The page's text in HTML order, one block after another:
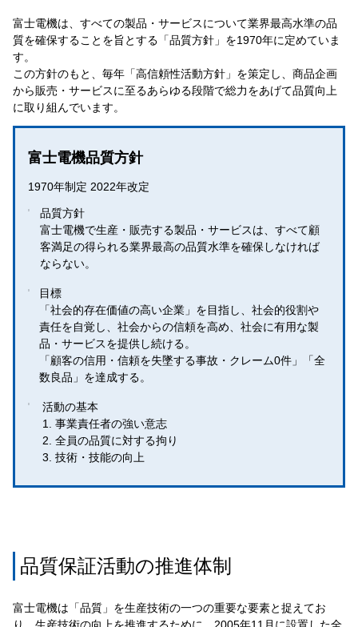
富士電機は、すべての製品・サービスについて業界最高水準の品
質を確保することを旨とする「品質方針」を1970年に定めていま
す。
この方針のもと、毎年「高信頼性活動方針」を策定し、商品企画
から販売・サービスに至るあらゆる段階で総力をあげて品質向上
に取り組んでいます。
富士電機品質方針
1970年制定 2022年改定
品質方針
富士電機で生産・販売する製品・サービスは、すべて顧
客満足の得られる業界最高の品質水準を確保しなければ
ならない。
目標
「社会的存在価値の高い企業」を目指し、社会的役割や
責任を自覚し、社会からの信頼を高め、社会に有用な製
品・サービスを提供し続ける。
「顧客の信用・信頼を失墜する事故・クレーム0件」「全
数良品」を達成する。
活動の基本
1. 事業責任者の強い意志
2. 全員の品質に対する拘り
3. 技術・技能の向上
品質保証活動の推進体制
富士電機は「品質」を生産技術の一つの重要な要素と捉えてお